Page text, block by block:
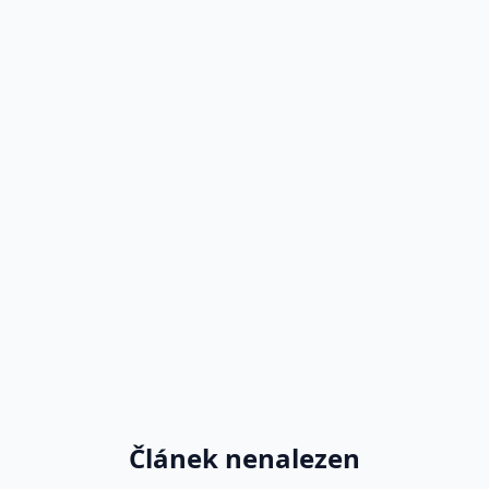
Článek nenalezen